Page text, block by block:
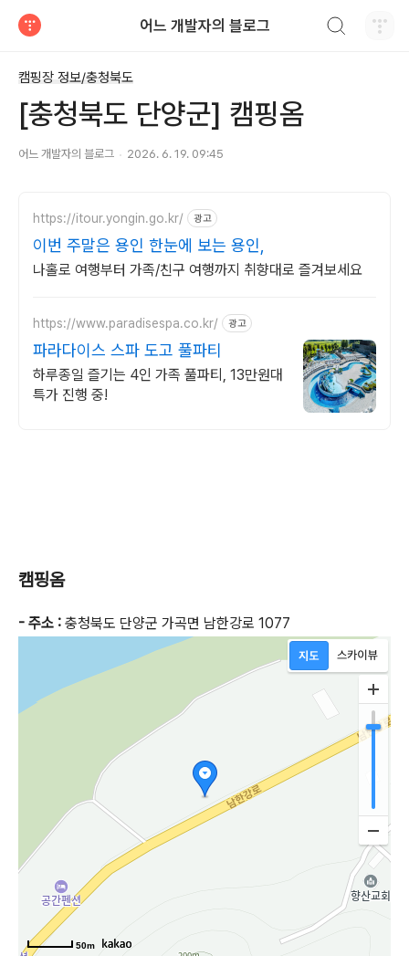
어느 개발자의 블로그
캠핑장 정보/충청북도
[충청북도 단양군] 캠핑옴
어느 개발자의 블로그 2026. 6. 19. 09:45
https://itour.yongin.go.kr/ 광고
이번 주말은 용인 한눈에 보는 용인,
나홀로 여행부터 가족/친구 여행까지 취향대로 즐겨보세요
https://www.paradisespa.co.kr/ 광고
파라다이스 스파 도고 풀파티
하루종일 즐기는 4인 가족 풀파티, 13만원대
특가 진행 중!
캠핑옴
- 주소 : 충청북도 단양군 가곡면 남한강로 1077
50m